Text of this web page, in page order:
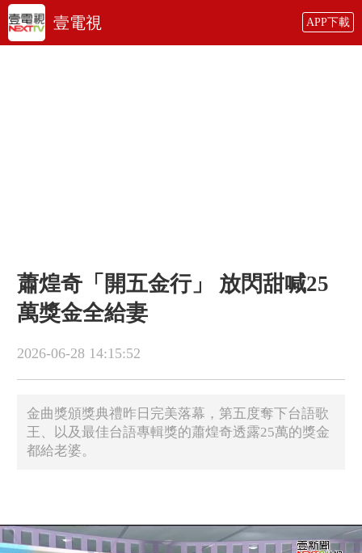
壹電視 APP下載
蕭煌奇「開五金行」 放閃甜喊25
萬獎金全給妻
2026-06-28 14:15:52
金曲獎頒獎典禮昨日完美落幕，第五度奪下台語歌
王、以及最佳台語專輯獎的蕭煌奇透露25萬的獎金
都給老婆。